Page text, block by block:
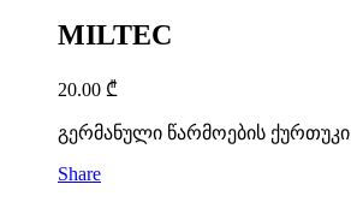
MILTEC
20.00 ₾
გერმანული წარმოების ქურთუკი
Share